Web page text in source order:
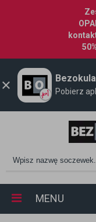
Pobierz
MENU